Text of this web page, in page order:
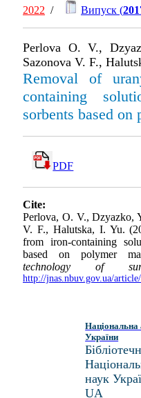
2022 / Випуск (
Perlova O. V.,
Sazonova V. F.,
Removal of
containing
sorbents based
PDF
Cite:
Perlova, O. V., Dzyazko,
V. F., Halutska, I. Yu.
from iron-containing
based on polymer
technology of
http://jnas.nbuv.gov.ua/
Національна
України
наук
UA